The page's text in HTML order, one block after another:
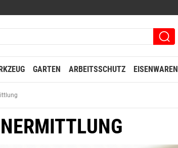
GARTEN ARBEITSSCHUTZ EISENWAREN